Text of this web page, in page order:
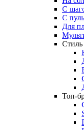
С
С
Для
Стиль
Топ-